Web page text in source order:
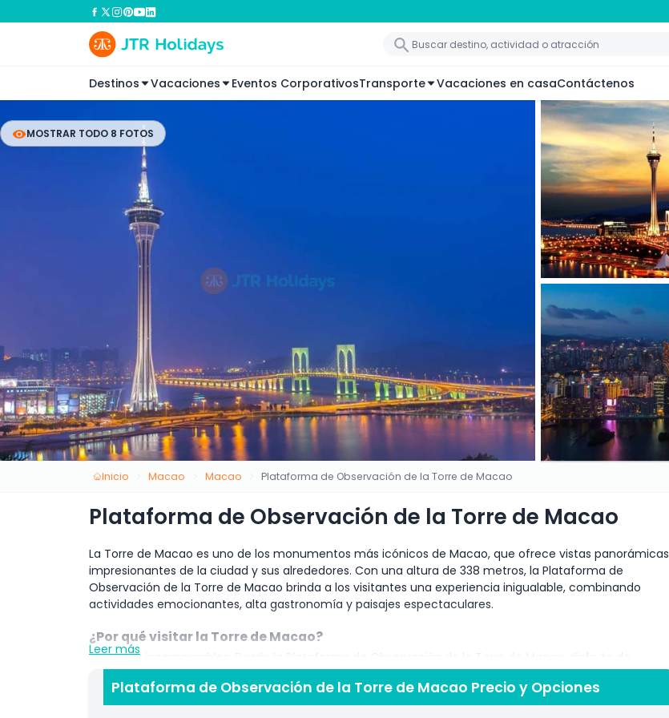
Destinos Vacaciones Eventos CorporativosTransporte Vacaciones en casaContáctenos
MOSTRAR TODO 8 FOTOS
Inicio Macao Macao Plataforma de Observación de la Torre de Macao
Plataforma de Observación de la Torre de Macao
La Torre de Macao es uno de los monumentos más icónicos de Macao, que ofrece vistas panorámicas
impresionantes de la ciudad y sus alrededores. Con una altura de 338 metros, la Plataforma de
Observación de la Torre de Macao brinda a los visitantes una experiencia inigualable, combinando
actividades emocionantes, alta gastronomía y paisajes espectaculares.
¿Por qué visitar la Torre de Macao?
Vistas incomparables: Desde la Plataforma de Observación de la Torre de Macao, disfruta de
impresionantes vistas de 360 grados del horizonte de Macao, el Delta del Río Perla e incluso Hong
Kong en días despejados.
Actividades de aventura: Los amantes de la adrenalina pueden disfrutar de actividades
Leer más
Plataforma de Observación de la Torre de Macao Precio y Opciones